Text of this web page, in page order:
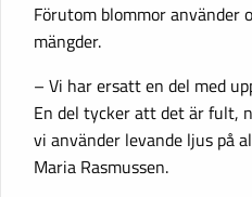
Förutom blommor använder
mängder.
– Vi har ersatt en del med
En del tycker att det är fult,
vi använder levande ljus på
Maria Rasmussen.